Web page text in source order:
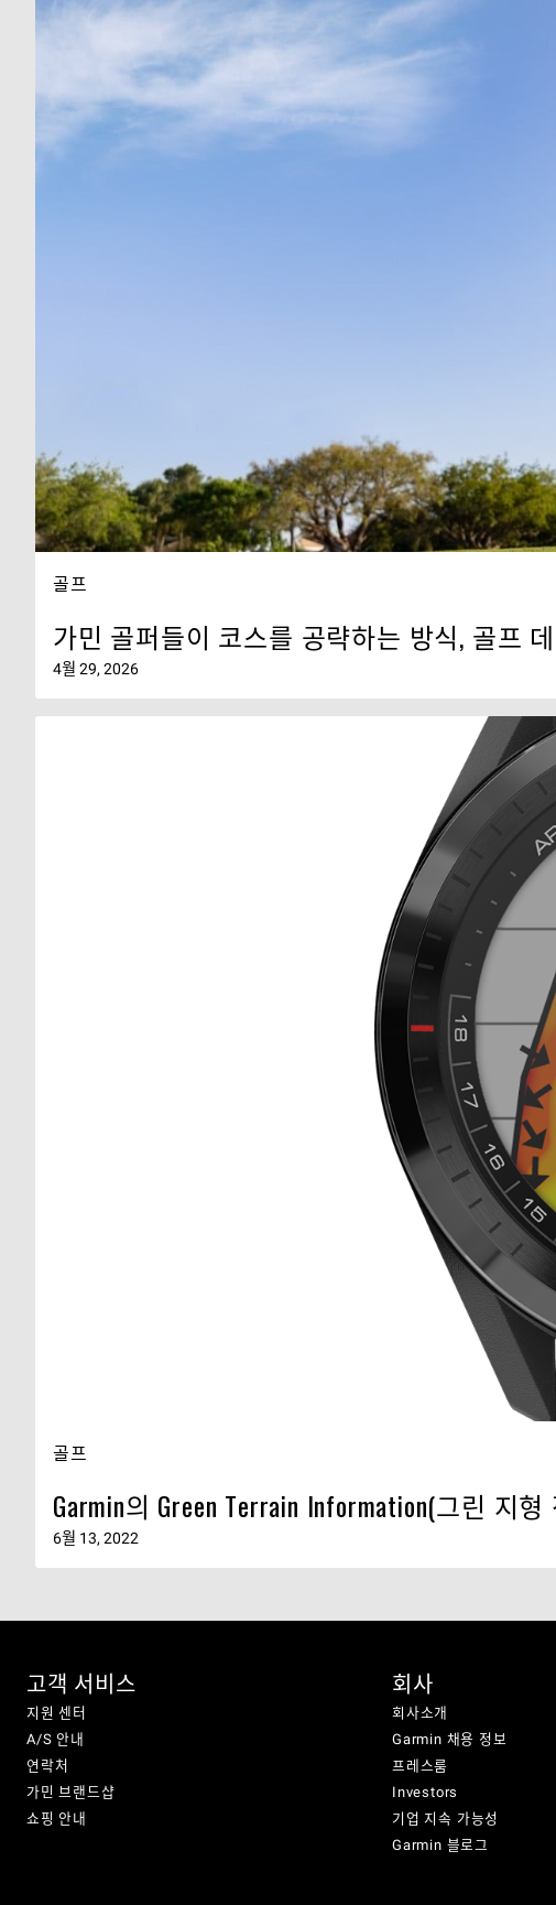
골프
가민 골퍼들이 코스를 공략하는 방식, 골프
4월 29, 2026
골프
Garmin의 Green Terrain Information(그린 지
6월 13, 2022
고객 서비스
지원 센터
A/S 안내
연락처
가민 브랜드샵
쇼핑 안내
회사
회사소개
Garmin 채용 정보
프레스룸
Investors
기업 지속 가능성
Garmin 블로그